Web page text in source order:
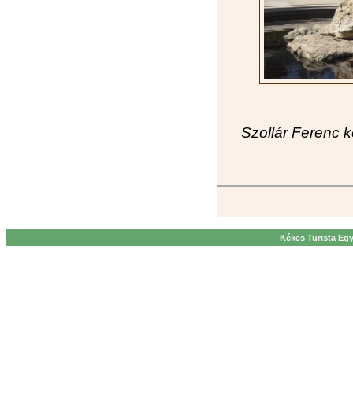
Szollár Ferenc
Kékes Turista